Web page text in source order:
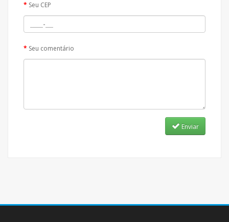
Seu CEP
Seu comentário
Enviar